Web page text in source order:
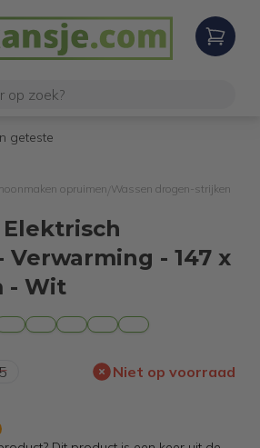
geteste
opruimen Wassen drogen-strijken
Verwarming - 147 x
- Wit
Niet op voorraad